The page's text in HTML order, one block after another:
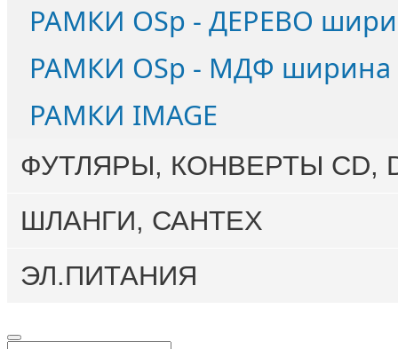
РАМКИ OSp - ДЕРЕВО
РАМКИ OSp - МДФ
РАМКИ IMAGE
ФУТЛЯРЫ, КОНВЕРТЫ CD,
ШЛАНГИ, САНТЕХ
ЭЛ.ПИТАНИЯ